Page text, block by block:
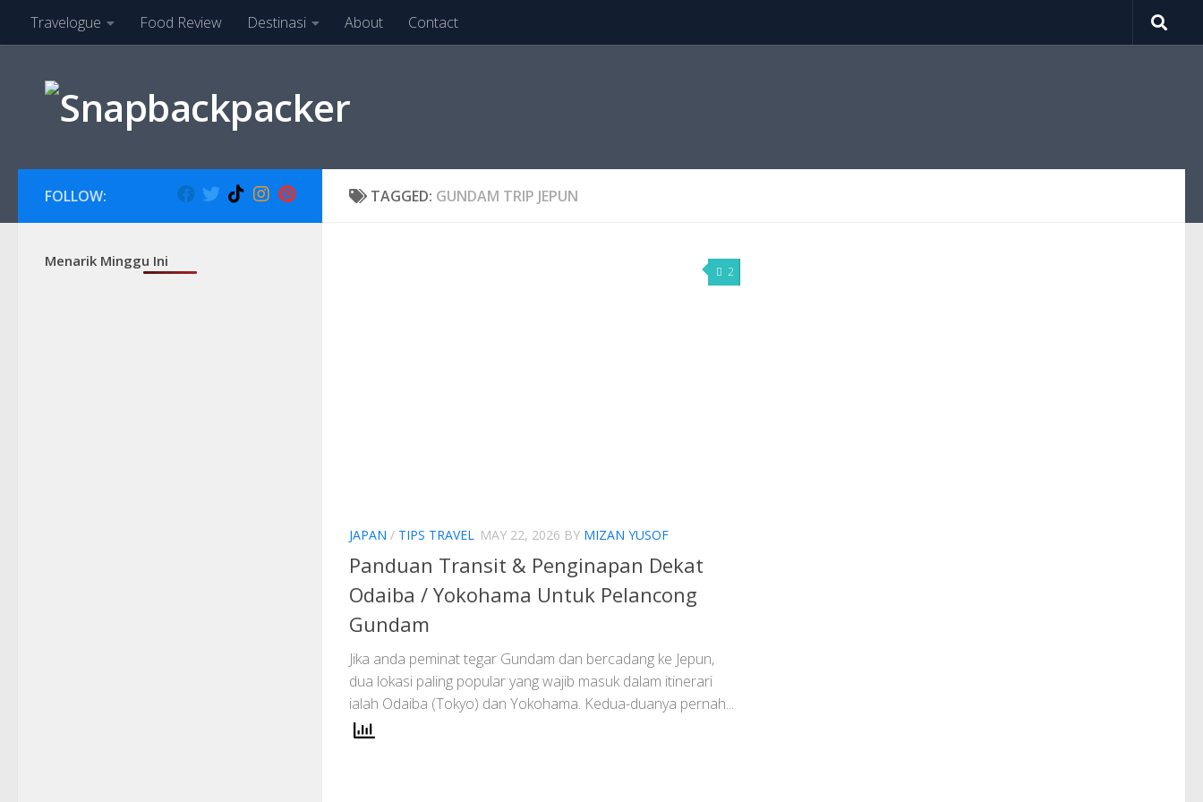
Skip to content
Travelogue Food Review Destinasi About Contact
TAGGED: GUNDAM TRIP JEPUN
2
JAPAN / TIPS TRAVEL MAY 22, 2026 BY MIZAN YUSOF
Panduan Transit & Penginapan Dekat
Odaiba / Yokohama Untuk Pelancong
Gundam
Jika anda peminat tegar Gundam dan bercadang ke Jepun,
dua lokasi paling popular yang wajib masuk dalam itinerari
ialah Odaiba (Tokyo) dan Yokohama. Kedua-duanya pernah...
FOLLOW:
Menarik Minggu Ini